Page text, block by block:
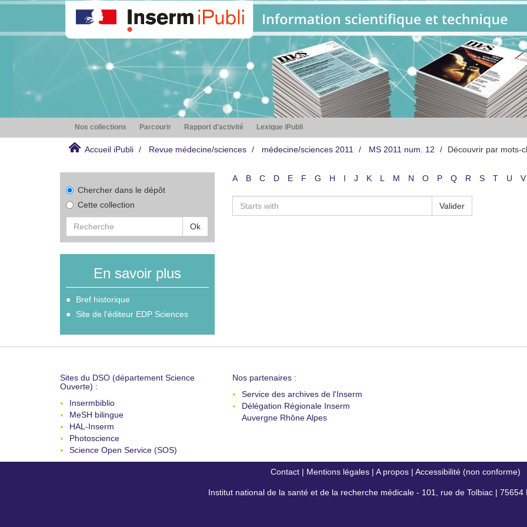
Nos collections Parcourir Rapport d'activité Lexique iPubli
Accueil iPubli Revue médecine/sciences médecine/sciences 2011 MS 2011 num. 12 Découvrir par mots-
Chercher dans le dépôt
Cette collection
Ok
En savoir plus
Bref historique
Site de l'éditeur EDP Sciences
A B C D E F G H I J K L M N O P Q R S T U V
Valider
Sites du DSO (département Science
Ouverte) :
Insermbiblio
MeSH bilingue
HAL-Inserm
Photoscience
Science Open Service (SOS)
Nos partenaires :
Service des archives de l'Inserm
Délégation Régionale Inserm
Auvergne Rhône Alpes
Contact| Mentions légales| A propos| Accessibilité (non conforme)
Institut national de la santé et de la recherche médicale - 101, rue de Tolbiac | 75654